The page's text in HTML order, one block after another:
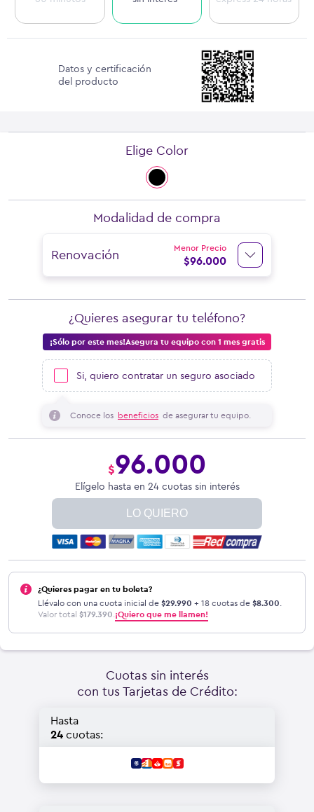
Datos y certificación
del producto
Elige Color
Modalidad de compra
Renovación Menor Precio
$96.000
¡Sólo por este mes!Asegura tu equipo con 1 mes gratis
¿Quieres asegurar tu teléfono?
Si, quiero contratar un seguro asociado
Conoce los beneficios de asegurar tu equipo.
$96.000
Elígelo hasta en 24 cuotas sin interés
LO QUIERO
¿Quieres pagar en tu boleta?
Llévalo con una cuota inicial de $29.990 + 18 cuotas de $8.300.
Valor total $179.390.¡Quiero que me llamen!
Cuotas sin interés
con tus Tarjetas de Crédito:
Hasta
24 cuotas: